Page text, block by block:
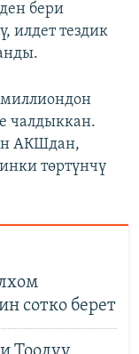
бери
илдет тездик
миллиондон
чалдыккан.
АКШдан,
төртүнчү
сотко берет